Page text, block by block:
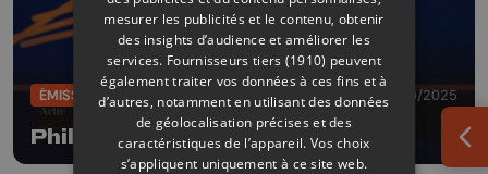
ÉMISSIONS 11/10/2025
Philippe Boxho
mesurer les publicités et le contenu, obtenir
des insights d’audience et améliorer les
services. Fournisseurs tiers (1910) peuvent
également traiter vos données à ces fins et à
d’autres, notamment en utilisant des données
de géolocalisation précises et des
caractéristiques de l’appareil. Vos choix
s’appliquent uniquement à ce site web.